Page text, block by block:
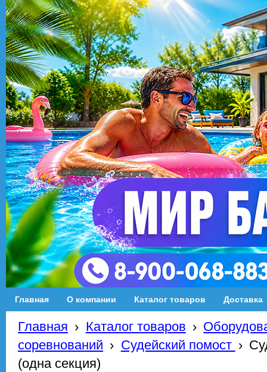
Главная О компании Каталог товаров Доставка
Главная › Каталог товаров ›
соревнований › Судейский помост ›
(одна секция)